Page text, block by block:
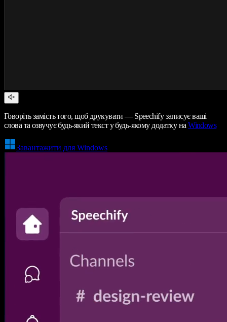
Говоріть замість того, щоб друкувати — Speechify записує ваші
слова та озвучує будь-який текст у будь-якому додатку наWindows
Завантажити для Windows